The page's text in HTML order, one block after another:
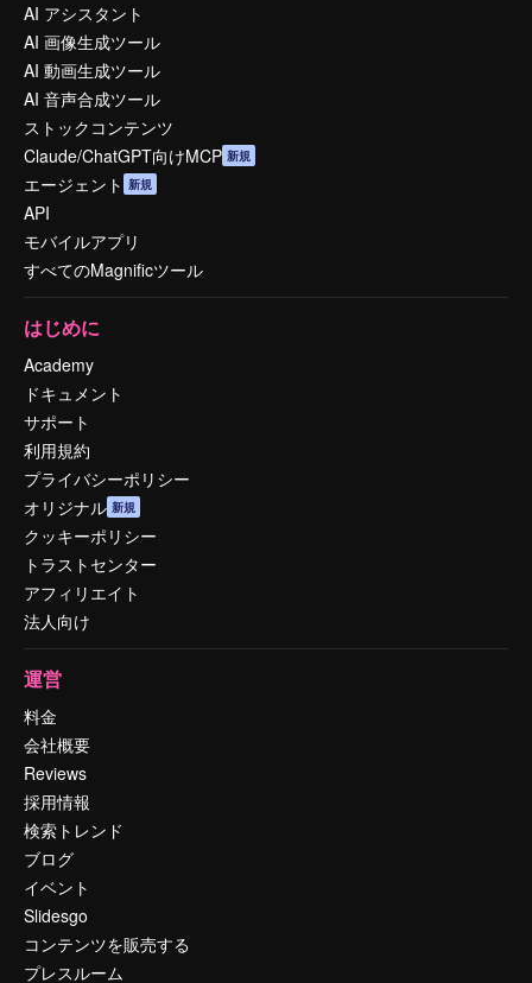
AI アシスタント
AI 画像生成ツール
AI 動画生成ツール
AI 音声合成ツール
ストックコンテンツ
Claude/ChatGPT向けMCP 新規
エージェント 新規
API
モバイルアプリ
すべてのMagnificツール
はじめに
Academy
ドキュメント
サポート
利用規約
プライバシーポリシー
オリジナル 新規
クッキーポリシー
トラストセンター
アフィリエイト
法人向け
運営
料金
会社概要
Reviews
採用情報
検索トレンド
ブログ
イベント
Slidesgo
コンテンツを販売する
プレスルーム